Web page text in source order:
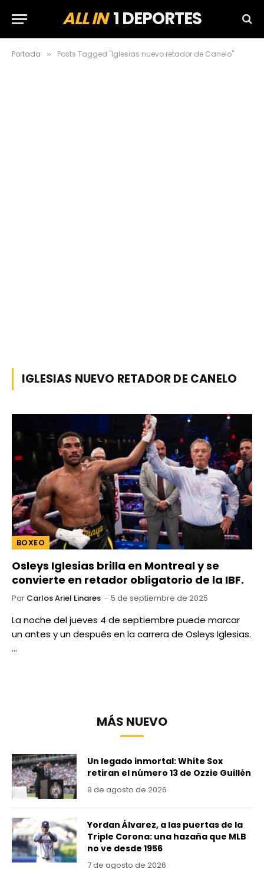
ALL IN1 DEPORTES
Portada » Posts Tagged "Iglesias nuevo retador de Canelo"
IGLESIAS NUEVO RETADOR DE CANELO
BOXEO
Osleys Iglesias brilla en Montreal y se
convierte en retador obligatorio de la IBF.
Por Carlos Ariel Linares 5 de septiembre de 2025
La noche del jueves 4 de septiembre puede marcar
un antes y un después en la carrera de Osleys Iglesias.
…
MÁS NUEVO
Un legado inmortal: White Sox
retiran el número 13 de Ozzie Guillén
9 de agosto de 2026
Yordan Álvarez, a las puertas de la
Triple Corona: una hazaña que MLB
no ve desde 1956
7 de agosto de 2026